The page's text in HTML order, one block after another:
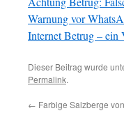
Warnung vor
Internet Betrug – ein
Dieser Beitrag wurde
Permalink.
← Farbige Salzberge